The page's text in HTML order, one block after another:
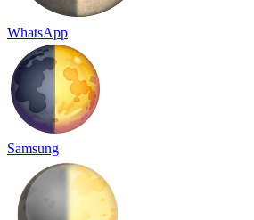
WhatsApp
Samsung